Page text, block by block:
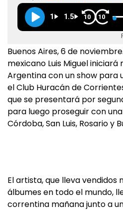
1 1.5 10 10
Buenos Aires, 6 de
mexicano Luis Miguel
Argentina con un show para
el Club Huracán de
que se presentará por
para luego proseguir con
Córdoba, San Luis, Rosario y
El artista, que lleva vendidos
álbumes en todo el mundo,
correntina mañana junto a